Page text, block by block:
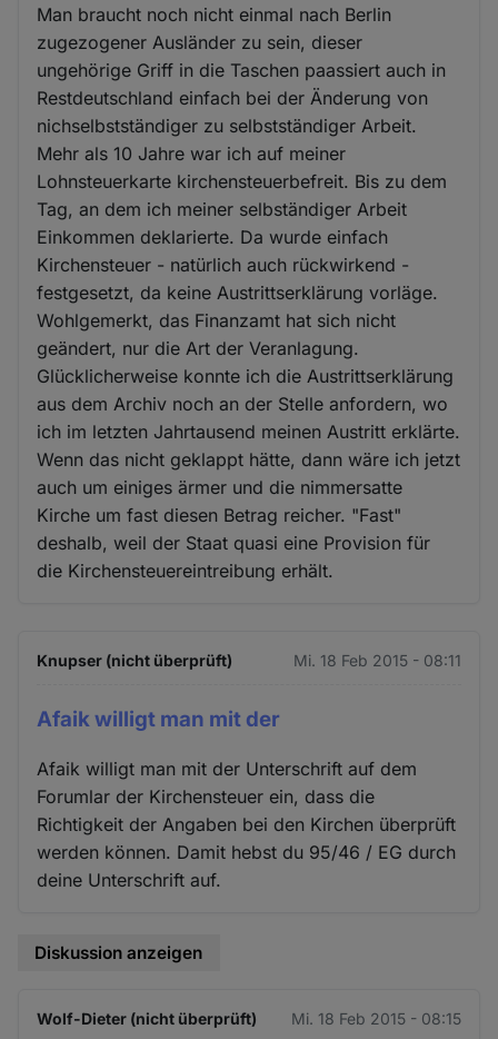
Man braucht noch nicht einmal nach Berlin
zugezogener Ausländer zu sein, dieser
ungehörige Griff in die Taschen paassiert auch in
Restdeutschland einfach bei der Änderung von
nichselbstständiger zu selbstständiger Arbeit.
Mehr als 10 Jahre war ich auf meiner
Lohnsteuerkarte kirchensteuerbefreit. Bis zu dem
Tag, an dem ich meiner selbständiger Arbeit
Einkommen deklarierte. Da wurde einfach
Kirchensteuer - natürlich auch rückwirkend -
festgesetzt, da keine Austrittserklärung vorläge.
Wohlgemerkt, das Finanzamt hat sich nicht
geändert, nur die Art der Veranlagung.
Glücklicherweise konnte ich die Austrittserklärung
aus dem Archiv noch an der Stelle anfordern, wo
ich im letzten Jahrtausend meinen Austritt erklärte.
Wenn das nicht geklappt hätte, dann wäre ich jetzt
auch um einiges ärmer und die nimmersatte
Kirche um fast diesen Betrag reicher. "Fast"
deshalb, weil der Staat quasi eine Provision für
die Kirchensteuereintreibung erhält.
Knupser (nicht überprüft) Mi. 18 Feb 2015 - 08:11
Afaik willigt man mit der
Afaik willigt man mit der Unterschrift auf dem
Forumlar der Kirchensteuer ein, dass die
Richtigkeit der Angaben bei den Kirchen überprüft
werden können. Damit hebst du 95/46 / EG durch
deine Unterschrift auf.
Diskussion anzeigen
Wolf-Dieter (nicht überprüft) Mi. 18 Feb 2015 - 08:15